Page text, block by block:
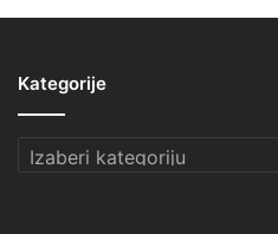
Kategorije
Kategorije